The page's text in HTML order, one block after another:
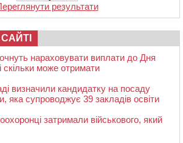
результати
нараховувати виплати до Дня
скільки може отримати
визначили кандидатку на посаду
яка супроводжує 39 закладів освіти
затримали військового, який